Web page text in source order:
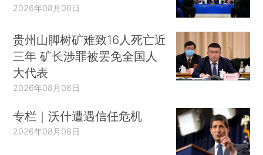
2026年08月08日
贵州山脚树矿难致16人死亡近
三年 矿长涉罪被罢免全国人
大代表
2026年08月08日
专栏｜沃什遭遇信任危机
2026年08月08日